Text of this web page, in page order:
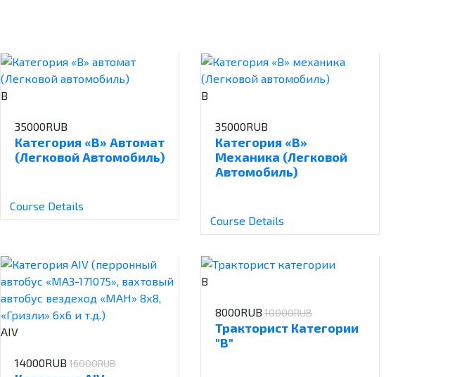
B
35000RUB
Категория «В» Автомат
(Легковой Автомобиль)
Course Details
B
35000RUB
Категория «В»
Механика (Легковой
Автомобиль)
Course Details
АIV
14000RUB 16000RUB
B
8000RUB 10000RUB
Тракторист Категории
"В"